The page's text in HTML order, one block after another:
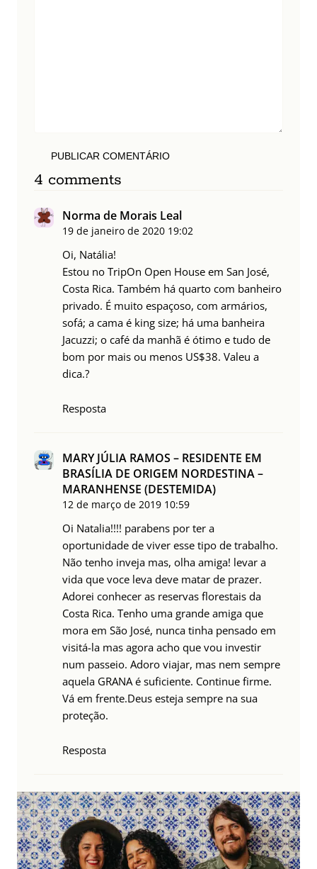
PUBLICAR COMENTÁRIO
4 comments
Norma de Morais Leal
19 de janeiro de 2020 19:02
Oi, Natália!
Estou no TripOn Open House em San José,
Costa Rica. Também há quarto com banheiro
privado. É muito espaçoso, com armários,
sofá; a cama é king size; há uma banheira
Jacuzzi; o café da manhã é ótimo e tudo de
bom por mais ou menos US$38. Valeu a
dica.?
Resposta
MARY JÚLIA RAMOS – RESIDENTE EM
BRASÍLIA DE ORIGEM NORDESTINA –
MARANHENSE (DESTEMIDA)
12 de março de 2019 10:59
Oi Natalia!!!! parabens por ter a
oportunidade de viver esse tipo de trabalho.
Não tenho inveja mas, olha amiga! levar a
vida que voce leva deve matar de prazer.
Adorei conhecer as reservas florestais da
Costa Rica. Tenho uma grande amiga que
mora em São José, nunca tinha pensado em
visitá-la mas agora acho que vou investir
num passeio. Adoro viajar, mas nem sempre
aquela GRANA é suficiente. Continue firme.
Vá em frente.Deus esteja sempre na sua
proteção.
Resposta